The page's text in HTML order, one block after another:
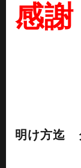
感謝
明け方迄